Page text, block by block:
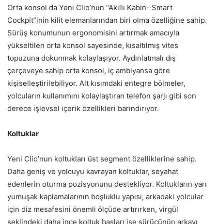
Orta konsol da Yeni Clio’nun “Akıllı Kabin- Smart
Cockpit”inin kilit elemanlarından biri olma özelliğine sahip.
Sürüş konumunun ergonomisini artırmak amacıyla
yükseltilen orta konsol sayesinde, kısaltılmış vites
topuzuna dokunmak kolaylaşıyor. Aydınlatmalı dış
çerçeveye sahip orta konsol, iç ambiyansa göre
kişiselleştirilebiliyor. Alt kısımdaki entegre bölmeler,
yolcuların kullanımını kolaylaştıran telefon şarjı gibi son
derece işlevsel içerik özellikleri barındırıyor.
Koltuklar
Yeni Clio’nun koltukları üst segment özelliklerine sahip.
Daha geniş ve yolcuyu kavrayan koltuklar, seyahat
edenlerin oturma pozisyonunu destekliyor. Koltukların yarı
yumuşak kaplamalarının boşluklu yapısı, arkadaki yolcular
için diz mesafesini önemli ölçüde artırırken, virgül
şeklindeki daha ince koltuk başları ise sürücünün arkayı